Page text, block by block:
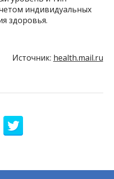
индивидуальных
здоровья.
Источник: health.mail.ru